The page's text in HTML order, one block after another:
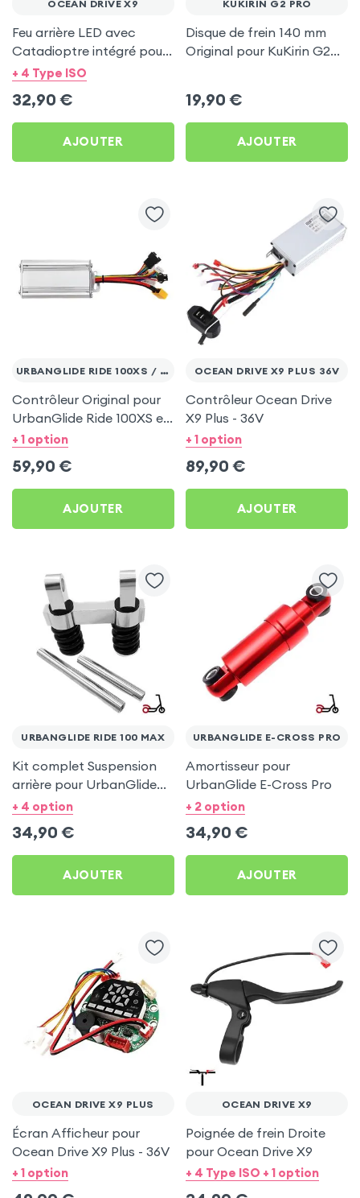
OCEAN DRIVE X9
Feu arrière LED avec
Catadioptre intégré pour
Ocean Drive X9
+ 4 Type ISO
32,90 €
AJOUTER
KUKIRIN G2 PRO
Disque de frein 140 mm
Original pour KuKirin G2
19,90 €
AJOUTER
URBANGLIDE RIDE 100XS / 100S
Contrôleur Original pour
UrbanGlide Ride 100XS et
UrbanGlide Ride 100S
+ 1 option
59,90 €
AJOUTER
OCEAN DRIVE X9 PLUS 36V
Contrôleur Ocean Drive
X9 Plus - 36V
+ 1 option
89,90 €
AJOUTER
URBANGLIDE RIDE 100 MAX
Kit complet Suspension
arrière pour UrbanGlide
Ride 100 Max et Ride 100
+ 4 option
34,90 €
AJOUTER
URBANGLIDE E-CROSS PRO
Amortisseur pour
UrbanGlide E-Cross Pro
+ 2 option
34,90 €
AJOUTER
OCEAN DRIVE X9 PLUS
Écran Afficheur pour
Ocean Drive X9 Plus - 36V
+ 1 option
OCEAN DRIVE X9
Poignée de frein Droite
pour Ocean Drive X9
+ 4 Type ISO + 1 option